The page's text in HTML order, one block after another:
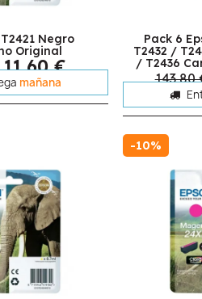
Negro
Original
11,60 €
mañana
Pack 6
T2432 /
/ T2436
143,80
-10%